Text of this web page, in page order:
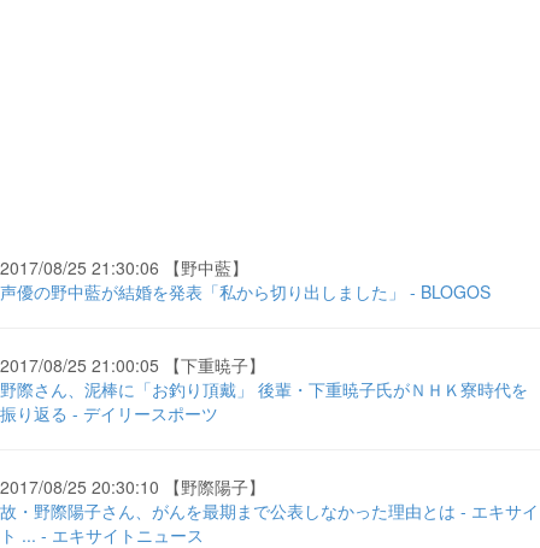
2017/08/25 21:30:06 【野中藍】
声優の野中藍が結婚を発表「私から切り出しました」 - BLOGOS
2017/08/25 21:00:05 【下重暁子】
野際さん、泥棒に「お釣り頂戴」 後輩・下重暁子氏がＮＨＫ寮時代を
振り返る - デイリースポーツ
2017/08/25 20:30:10 【野際陽子】
故・野際陽子さん、がんを最期まで公表しなかった理由とは - エキサイ
ト ... - エキサイトニュース